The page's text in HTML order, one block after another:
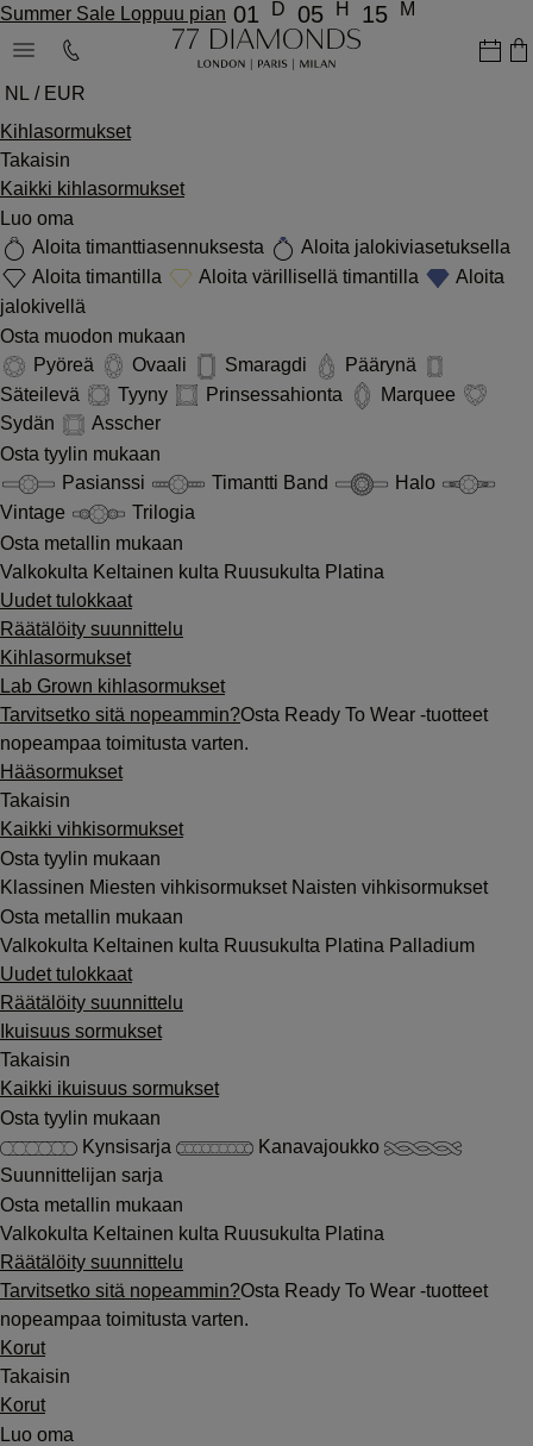
Summer Sale Loppuu pian 01 D 05 H 15 M
NL / EUR
Kihlasormukset
Takaisin
Kaikki kihlasormukset
Luo oma
Aloita timanttiasennuksesta
Aloita jalokiviasetuksella
Aloita timantilla
Aloita värillisellä timantilla
Aloita
jalokivellä
Osta muodon mukaan
Pyöreä
Ovaali Smaragdi
Päärynä
Säteilevä
Tyyny Prinsessahionta
Marquee
Sydän
Asscher
Osta tyylin mukaan
Pasianssi
Timantti Band
Halo
Vintage
Trilogia
Osta metallin mukaan
Valkokulta Keltainen kulta Ruusukulta Platina
Uudet tulokkaat
Räätälöity suunnittelu
Kihlasormukset
Lab Grown kihlasormukset
Tarvitsetko sitä nopeammin?Osta Ready To Wear -tuotteet
nopeampaa toimitusta varten.
Hääsormukset
Takaisin
Kaikki vihkisormukset
Osta tyylin mukaan
Klassinen Miesten vihkisormukset Naisten vihkisormukset
Osta metallin mukaan
Valkokulta Keltainen kulta Ruusukulta Platina Palladium
Uudet tulokkaat
Räätälöity suunnittelu
Ikuisuus sormukset
Takaisin
Kaikki ikuisuus sormukset
Osta tyylin mukaan
Kynsisarja
Kanavajoukko
Suunnittelijan sarja
Osta metallin mukaan
Valkokulta Keltainen kulta Ruusukulta Platina
Räätälöity suunnittelu
Tarvitsetko sitä nopeammin?Osta Ready To Wear -tuotteet
nopeampaa toimitusta varten.
Korut
Takaisin
Korut
Luo oma